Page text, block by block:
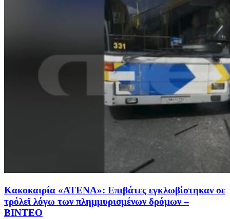
Κακοκαιρία «ΑΤΕΝΑ»: Επιβάτες εγκλωβίστηκαν σε
τρόλεϊ λόγω των πλημμυρισμένων δρόμων –
ΒΙΝΤΕΟ